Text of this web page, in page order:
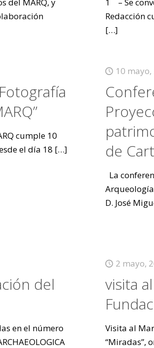
Redacción
[…]
cumple 10
el día 18 […]
10 mayo,
de
La
D. José
del
en el número
2 mayo,
visita
Visita al
“Miradas”,